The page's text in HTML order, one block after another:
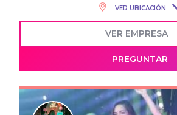
VER UBICACIÓN
VER EMPRESA
PREGUNTAR